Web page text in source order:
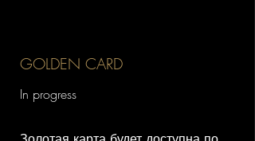
GOLDEN CARD
In progress